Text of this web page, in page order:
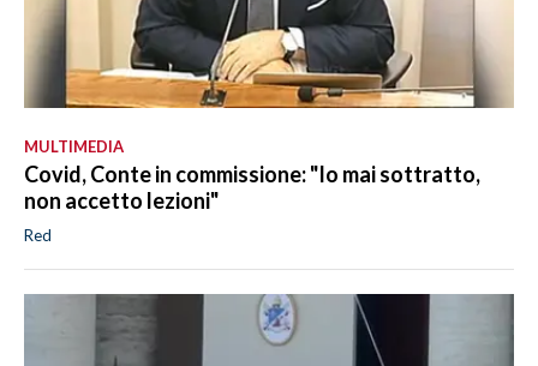
MULTIMEDIA
Covid, Conte in commissione: "Io mai sottratto,
non accetto lezioni"
Red